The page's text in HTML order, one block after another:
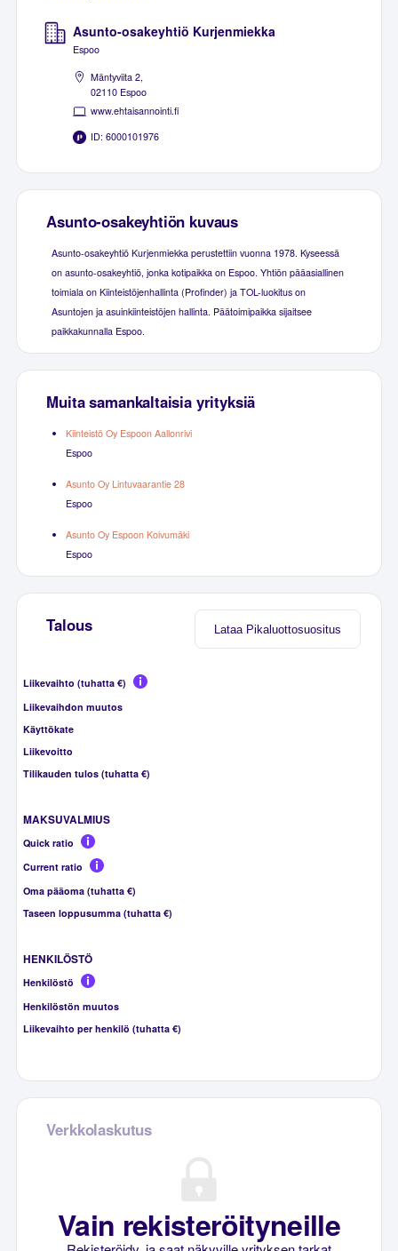
Asunto-osakeyhtiö Kurjenmiekka
Espoo
Mäntyviita 2,
02110 Espoo
www.ehtaisannointi.fi
ID: 6000101976
Asunto-osakeyhtiön kuvaus
Asunto-osakeyhtiö Kurjenmiekka perustettiin vuonna 1978. Kyseessä
on asunto-osakeyhtiö, jonka kotipaikka on Espoo. Yhtiön pääasiallinen
toimiala on Kiinteistöjenhallinta (Profinder) ja TOL-luokitus on
Asuntojen ja asuinkiinteistöjen hallinta. Päätoimipaikka sijaitsee
paikkakunnalla Espoo.
Muita samankaltaisia yrityksiä
Kiinteistö Oy Espoon Aallonrivi
Espoo
Asunto Oy Lintuvaarantie 28
Espoo
Asunto Oy Espoon Koivumäki
Espoo
Lataa Pikaluottosuositus
Talous
Liikevaihto (tuhatta €)
Liikevaihdon muutos
Käyttökate
Liikevoitto
Tilikauden tulos (tuhatta €)
MAKSUVALMIUS
Quick ratio
Current ratio
Oma pääoma (tuhatta €)
Taseen loppusumma (tuhatta €)
HENKILÖSTÖ
Henkilöstö
Henkilöstön muutos
Liikevaihto per henkilö (tuhatta €)
Verkkolaskutus
Vain rekisteröityneille